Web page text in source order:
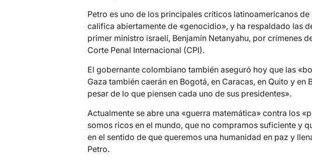
Petro es uno de los principales críticos latinoamericanos de
califica abiertamente de «genocidio», y ha respaldado las
primer ministro israelí, Benjamín Netanyahu, por crímenes
Corte Penal Internacional (CPI).
El gobernante colombiano también aseguró hoy que las
Gaza también caerán en Bogotá, en Caracas, en Quito y en
pesar de lo que piensen cada uno de sus presidentes».
Actualmente se abre una «guerra matemática» contra los
somos ricos en el mundo, que no compramos suficiente y
en el sentido de que queremos una humanidad en paz y
Petro.